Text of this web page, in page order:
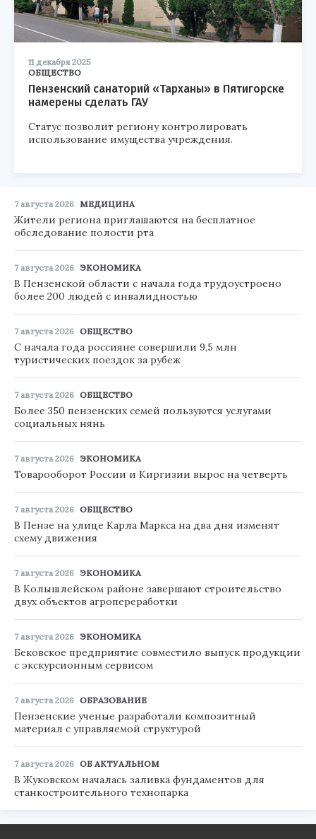
11 декабря 2025
ОБЩЕСТВО
Пензенский санаторий «Тарханы» в Пятигорске
намерены сделать ГАУ
Статус позволит региону контролировать
использование имущества учреждения.
7 августа 2026 МЕДИЦИНА
Жители региона приглашаются на бесплатное
обследование полости рта
7 августа 2026 ЭКОНОМИКА
В Пензенской области с начала года трудоустроено
более 200 людей с инвалидностью
7 августа 2026 ОБЩЕСТВО
С начала года россияне совершили 9,5 млн
туристических поездок за рубеж
7 августа 2026 ОБЩЕСТВО
Более 350 пензенских семей пользуются услугами
социальных нянь
7 августа 2026 ЭКОНОМИКА
Товарооборот России и Киргизии вырос на четверть
7 августа 2026 ОБЩЕСТВО
В Пензе на улице Карла Маркса на два дня изменят
схему движения
7 августа 2026 ЭКОНОМИКА
В Колышлейском районе завершают строительство
двух объектов агропереработки
7 августа 2026 ЭКОНОМИКА
Бековское предприятие совместило выпуск продукции
с экскурсионным сервисом
7 августа 2026 ОБРАЗОВАНИЕ
Пензенские ученые разработали композитный
материал с управляемой структурой
7 августа 2026 ОБ АКТУАЛЬНОМ
В Жуковском началась заливка фундаментов для
станкостроительного технопарка